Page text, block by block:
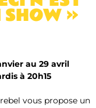
»
au 29 avril
à 20h15
vous propose un